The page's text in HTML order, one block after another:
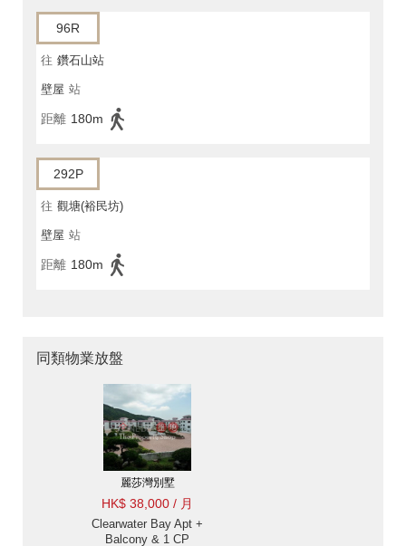
96R
往 鑽石山站
壁屋 站
距離 180m
292P
往 觀塘(裕民坊)
壁屋 站
距離 180m
同類物業放盤
麗莎灣別墅
HK$ 38,000 / 月
Clearwater Bay Apt +
Balcony & 1 CP